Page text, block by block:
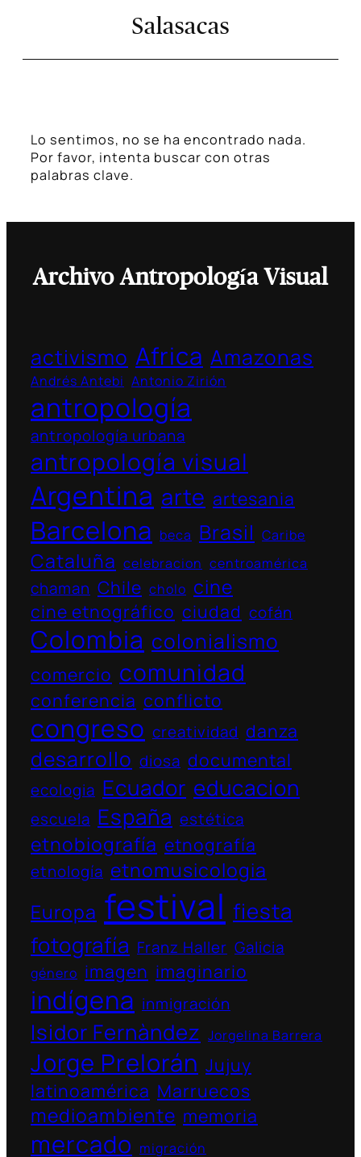
Salasacas
Lo sentimos, no se ha encontrado nada.
Por favor, intenta buscar con otras
palabras clave.
Archivo Antropología Visual
activismo Africa Amazonas
Andrés Antebi Antonio Zirión
antropología
antropología urbana
antropología visual
Argentina arte artesania
Barcelona beca Brasil Caribe
Cataluña celebracion centroamérica
chaman Chile cholo cine
cine etnográfico ciudad cofán
Colombia colonialismo
comercio comunidad
conferencia conflicto
congreso creatividad danza
desarrollo diosa documental
ecologia Ecuador educacion
escuela España estética
etnobiografía etnografía
etnología etnomusicologia
Europa festival fiesta
fotografía Franz Haller Galicia
género imagen imaginario
indígena inmigración
Isidor Fernàndez Jorgelina Barrera
Jorge Prelorán Jujuy
latinoamérica Marruecos
medioambiente memoria
mercado migración